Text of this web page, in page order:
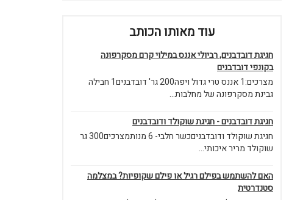
עוד מאותו הכותב
חגיגת דובדבנים, רביולי אננס במילוי קרם מסקרפונה
בקונפי דובדבנים
מצרכים:1 אננס טרי גדול ויפה200 גר' דובדבנים1 חבילה
גבינת מסקרפונה של מחלבות...
חגיגת דובדבנים - חגיגת שוקולד ודובדבנים
חגיגת שוקולד ודובדבניםכשר חלבי- 6 מנותמצרכים300 גר
שוקולד מריר איכותי...
האם להשתמש בפילם רגיל או פילם שקופיות? במצלמה
סטנדרטית